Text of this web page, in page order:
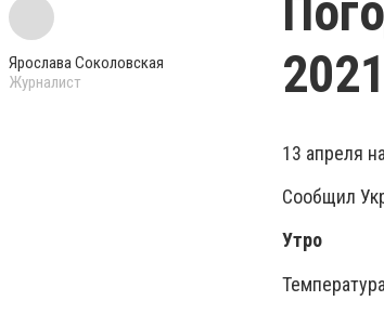
Ярослава Соколовская
Журналист
2021
13 апреля
Сообщил
Утро